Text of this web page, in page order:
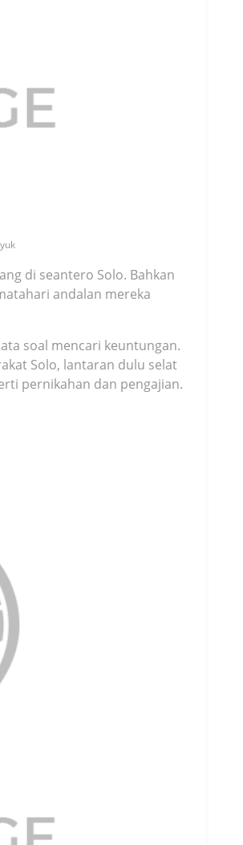
di seantero Solo. Bahkan
andalan mereka
soal mencari keuntungan.
Solo, lantaran dulu selat
pernikahan dan pengajian.